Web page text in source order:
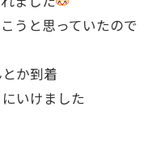
うと思っていたので
か到着
いけました